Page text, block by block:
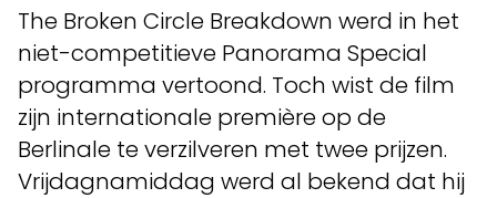
The Broken Circle Breakdown werd in het
niet-competitieve Panorama Special
programma vertoond. Toch wist de film
zijn internationale première op de
Berlinale te verzilveren met twee prijzen.
Vrijdagnamiddag werd al bekend dat hij